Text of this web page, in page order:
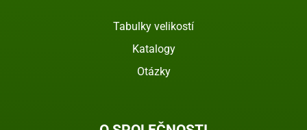
Tabulky velikostí
Katalogy
Otázky